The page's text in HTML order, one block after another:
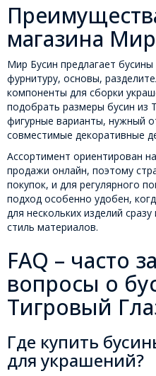
магазина
Мир Бусин предлагает
фурнитуру, основы,
компоненты для сборки
подобрать размеры бусин из
фигурные варианты, нужный
совместимые декоративные
Ассортимент ориентирован
продажи онлайн, поэтому
покупок, и для регулярного
подход особенно удобен,
для нескольких изделий
стиль материалов.
FAQ – часто
вопросы о
Тигровый
Где купить
для украшений?